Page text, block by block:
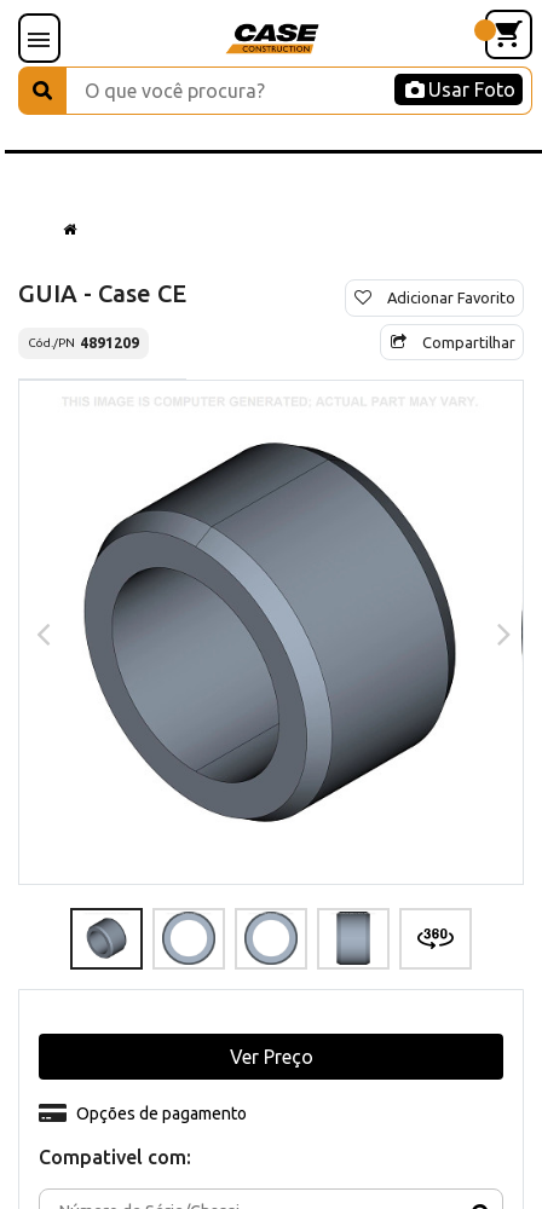
Usar Foto
GUIA - Case CE
Cód./PN 4891209
Adicionar Favorito
Compartilhar
Compativel com:
Opções de pagamento
Ver Preço